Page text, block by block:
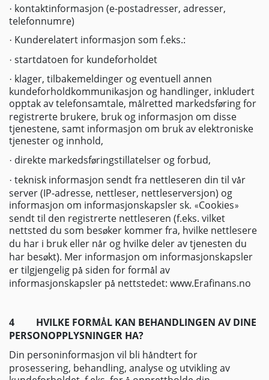
· kontaktinformasjon (e-postadresser, adresser,
telefonnumre)
· Kunderelatert informasjon som f.eks.:
· startdatoen for kundeforholdet
· klager, tilbakemeldinger og eventuell annen
kundeforholdkommunikasjon og handlinger, inkludert
opptak av telefonsamtale, målretted markedsføring for
registrerte brukere, bruk og informasjon om disse
tjenestene, samt informasjon om bruk av elektroniske
tjenester og innhold,
· direkte markedsføringstillatelser og forbud,
· teknisk informasjon sendt fra nettleseren din til vår
server (IP-adresse, nettleser, nettleserversjon) og
informasjon om informasjonskapsler sk. «Cookies»
sendt til den registrerte nettleseren (f.eks. vilket
nettsted du som besøker kommer fra, hvilke nettlesere
du har i bruk eller når og hvilke deler av tjenesten du
har besøkt). Mer informasjon om informasjonskapsler
er tilgjengelig på siden for formål av
informasjonskapsler på nettstedet: www.Erafinans.no
4 HVILKE FORMÅL KAN BEHANDLINGEN AV DINE
PERSONOPPLYSNINGER HA?
Din personinformasjon vil bli håndtert for
prosessering, behandling, analyse og utvikling av